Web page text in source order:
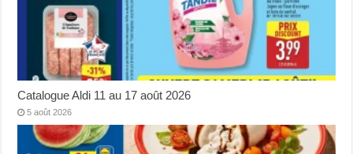
Catalogue Aldi 11 au 17 août 2026
5 août 2026